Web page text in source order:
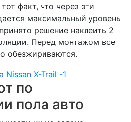
факт, что через эти
максимальный уровень
решение наклеить 2
Перед монтажом все
обезжириваются.
по
пола авто